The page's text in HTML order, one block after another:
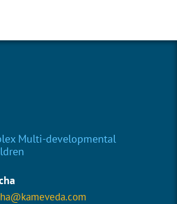
Multi-developmental